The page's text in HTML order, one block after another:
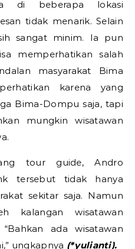
di beberapa lokasi
tidak menarik. Selain
sangat minim. Ia pun
memperhatikan salah
masyarakat Bima
karena yang
Bima-Dompu saja, tapi
mungkin wisatawan
tour guide, Andro
tersebut tidak hanya
sekitar saja. Namun
kalangan wisatawan
ada wisatawan
ungkapnya (*yulianti).